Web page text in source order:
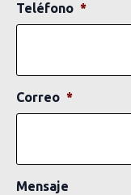
Teléfono *
Correo *
Mensaje